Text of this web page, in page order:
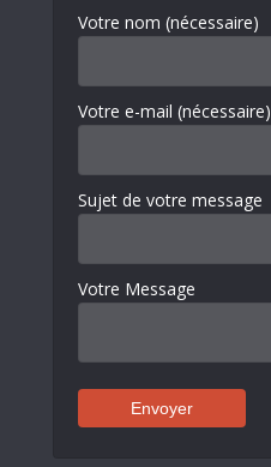
Votre nom (nécessaire)
Votre e-mail (nécessaire)
Sujet de votre message
Votre Message